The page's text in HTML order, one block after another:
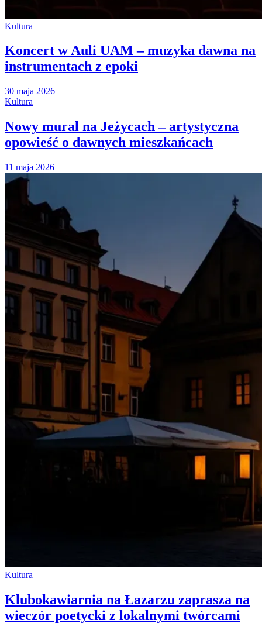
Kultura
Koncert w Auli UAM – muzyka dawna na
instrumentach z epoki
30 maja 2026
Kultura
Nowy mural na Jeżycach – artystyczna
opowieść o dawnych mieszkańcach
11 maja 2026
Kultura
Klubokawiarnia na Łazarzu zaprasza na
wieczór poetycki z lokalnymi twórcami